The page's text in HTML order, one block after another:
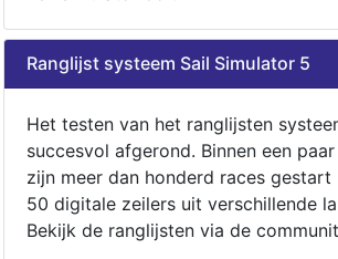
Ranglijst systeem Sail Simulator 5
Het testen van het ranglijsten
succesvol afgerond. Binnen een
zijn meer dan honderd races gestart
50 digitale zeilers uit verschillende
Bekijk de ranglijsten via de